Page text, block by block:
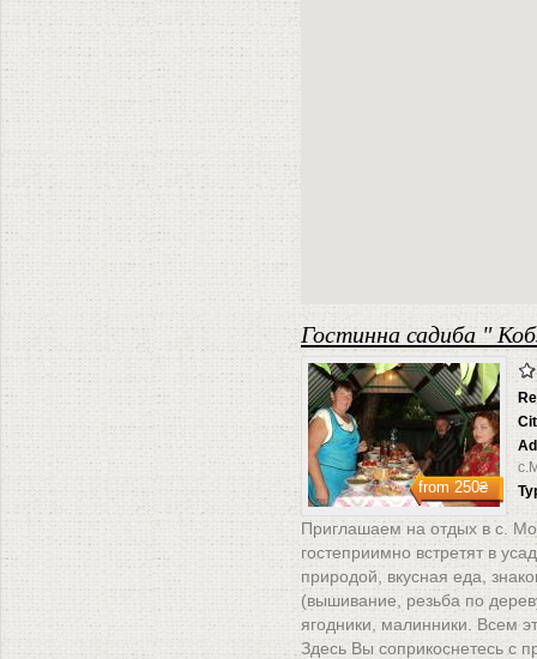
Гостинна садиба "
from250₴
Приглашаем на отдых в с.
гостеприимно встретят в
природой, вкусная еда,
(вышивание, резьба по
ягодники, малинники. Всем
Здесь Вы соприкоснетесь с